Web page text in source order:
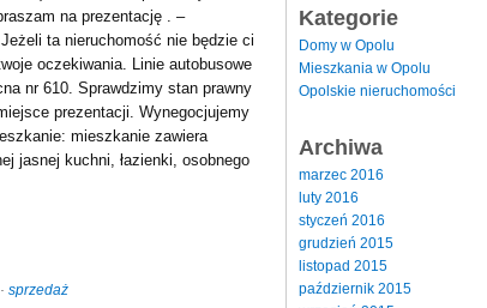
na prezentację . –
ta nieruchomość nie będzie ci
oczekiwania. Linie autobusowe
nr 610. Sprawdzimy stan prawny
prezentacji. Wynegocjujemy
mieszkanie zawiera
jasnej kuchni, łazienki, osobnego
· sprzedaż
Kategorie
Domy w Opolu
Mieszkania w Opolu
Opolskie nieruchomości
Archiwa
marzec 2016
luty 2016
styczeń 2016
grudzień 2015
listopad 2015
październik 2015